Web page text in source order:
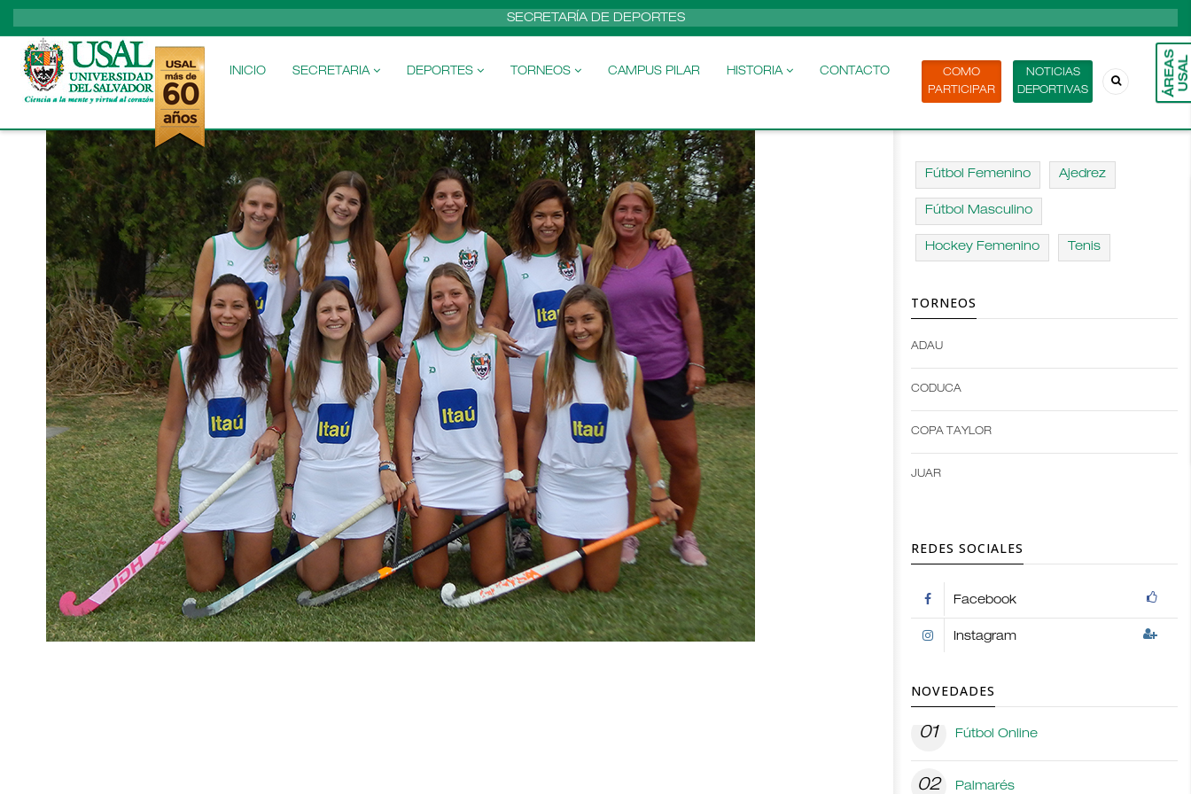
SECRETARÍA DE DEPORTES
MAIN
INICIO SECRETARIA DEPORTES TORNEOS CAMPUS PILAR HISTORIA CONTACTO
NOTICIAS
DEPORTIVAS
COMO
PARTICIPAR
Fútbol Femenino Ajedrez
Fútbol Masculino
Hockey Femenino Tenis
TORNEOS
Open
Deportes
configuration
options
Open
configuration
options
ADAU
CODUCA
COPA TAYLOR
JUAR
REDES SOCIALES
Facebook
Instagram
NOVEDADES
01 Fútbol Online
02 Palmarés